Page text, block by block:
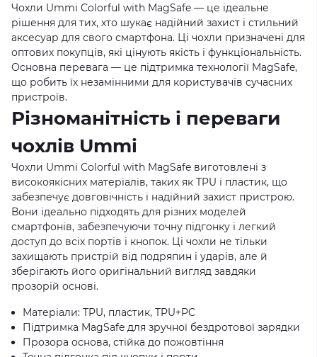
Чохли Ummi Colorful with MagSafe — це ідеальне
рішення для тих, хто шукає надійний захист і стильний
аксесуар для свого смартфона. Ці чохли призначені для
оптових покупців, які цінують якість і функціональність.
Основна перевага — це підтримка технології MagSafe,
що робить їх незамінними для користувачів сучасних
пристроїв.
Різноманітність і переваги
чохлів Ummi
Чохли Ummi Colorful with MagSafe виготовлені з
високоякісних матеріалів, таких як TPU і пластик, що
забезпечує довговічність і надійний захист пристрою.
Вони ідеально підходять для різних моделей
смартфонів, забезпечуючи точну підгонку і легкий
доступ до всіх портів і кнопок. Ці чохли не тільки
захищають пристрій від подряпин і ударів, але й
зберігають його оригінальний вигляд завдяки
прозорій основі.
Матеріали: TPU, пластик, TPU+PC
Підтримка MagSafe для зручної бездротової зарядки
Прозора основа, стійка до пожовтіння